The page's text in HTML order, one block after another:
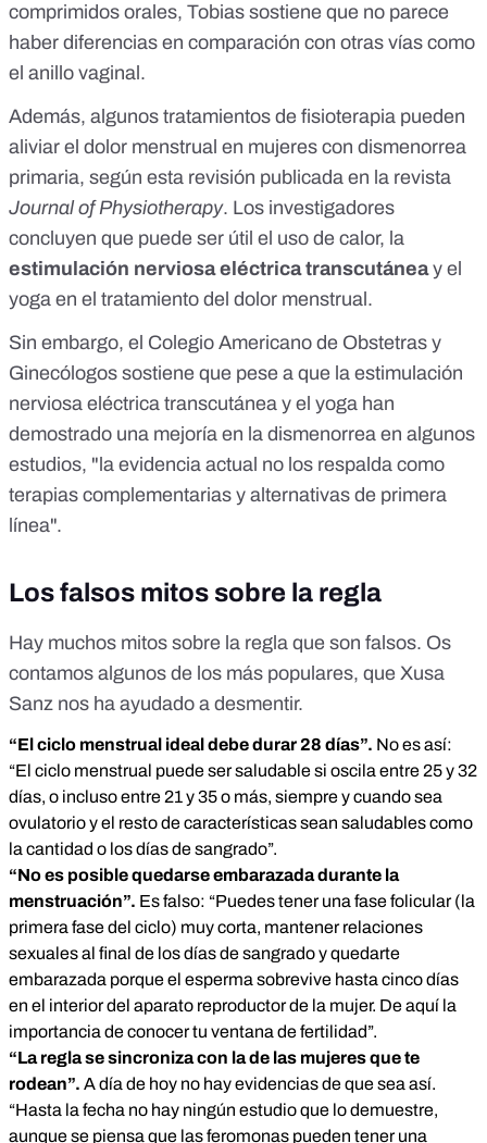
comprimidos orales, Tobias sostiene que no parece
haber diferencias en comparación con otras vías como
el anillo vaginal.
Además, algunos tratamientos de fisioterapia pueden
aliviar el dolor menstrual en mujeres con dismenorrea
primaria, según esta revisión publicada en la revista
Journal of Physiotherapy. Los investigadores
concluyen que puede ser útil el uso de calor, la
estimulación nerviosa eléctrica transcutáneay el
yoga en el tratamiento del dolor menstrual.
Sin embargo, el Colegio Americano de Obstetras y
Ginecólogos sostiene que pese a que la estimulación
nerviosa eléctrica transcutánea y el yoga han
demostrado una mejoría en la dismenorrea en algunos
estudios, "la evidencia actual no los respalda como
terapias complementarias y alternativas de primera
línea".
Los falsos mitos sobre la regla
Hay muchos mitos sobre la regla que son falsos. Os
contamos algunos de los más populares, que Xusa
Sanz nos ha ayudado a desmentir.
“El ciclo menstrual ideal debe durar 28 días”. No es así:
“El ciclo menstrual puede ser saludable si oscila entre 25 y 32
días, o incluso entre 21 y 35 o más, siempre y cuando sea
ovulatorio y el resto de características sean saludables como
la cantidad o los días de sangrado”.
“No es posible quedarse embarazada durante la
menstruación”. Es falso: “Puedes tener una fase folicular (la
primera fase del ciclo) muy corta, mantener relaciones
sexuales al final de los días de sangrado y quedarte
embarazada porque el esperma sobrevive hasta cinco días
en el interior del aparato reproductor de la mujer. De aquí la
importancia de conocer tu ventana de fertilidad”.
“La regla se sincroniza con la de las mujeres que te
rodean”. A día de hoy no hay evidencias de que sea así.
“Hasta la fecha no hay ningún estudio que lo demuestre,
aunque se piensa que las feromonas pueden tener una